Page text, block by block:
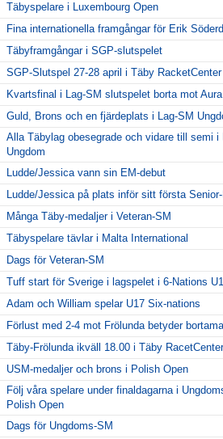
Täbyspelare i Luxembourg Open
Fina internationella framgångar för Erik
Täbyframgångar i SGP-slutspelet
SGP-Slutspel 27-28 april i Täby RacketCenter
Kvartsfinal i Lag-SM slutspelet borta mot
Guld, Brons och en fjärdeplats i Lag-SM
Alla Täbylag obesegrade och vidare till semi i
Ungdom
Ludde/Jessica vann sin EM-debut
Ludde/Jessica på plats inför sitt första Senior-
Många Täby-medaljer i Veteran-SM
Täbyspelare tävlar i Malta International
Dags för Veteran-SM
Tuff start för Sverige i lagspelet i 6-Nations
Adam och William spelar U17 Six-nations
Förlust med 2-4 mot Frölunda betyder
Täby-Frölunda ikväll 18.00 i Täby RacetCenter
USM-medaljer och brons i Polish Open
Följ våra spelare under finaldagarna i
Polish Open
Dags för Ungdoms-SM